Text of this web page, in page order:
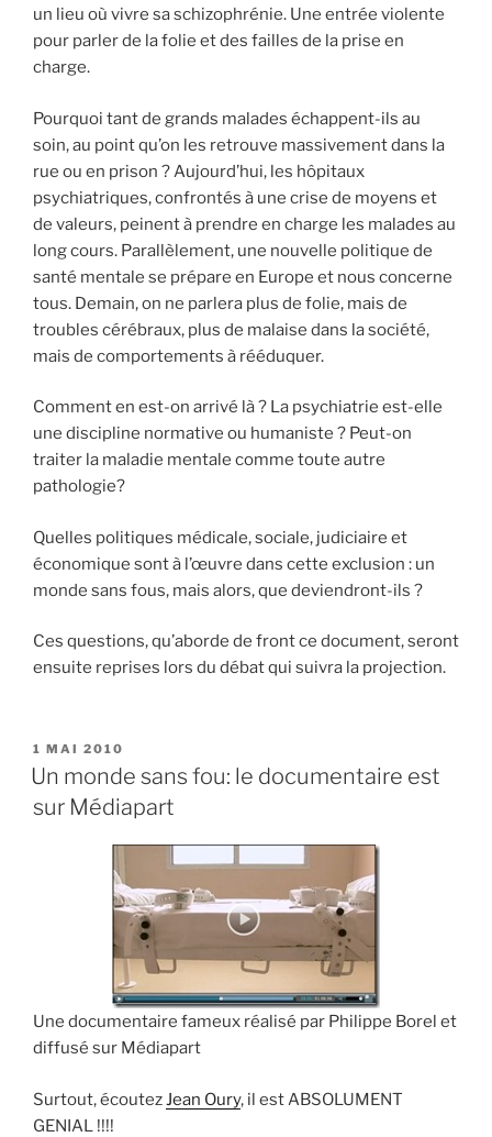
un lieu où vivre sa schizophrénie. Une entrée violente
pour parler de la folie et des failles de la prise en
charge.
Pourquoi tant de grands malades échappent-ils au
soin, au point qu’on les retrouve massivement dans la
rue ou en prison ? Aujourd’hui, les hôpitaux
psychiatriques, confrontés à une crise de moyens et
de valeurs, peinent à prendre en charge les malades au
long cours. Parallèlement, une nouvelle politique de
santé mentale se prépare en Europe et nous concerne
tous. Demain, on ne parlera plus de folie, mais de
troubles cérébraux, plus de malaise dans la société,
mais de comportements à rééduquer.
Comment en est-on arrivé là ? La psychiatrie est-elle
une discipline normative ou humaniste ? Peut-on
traiter la maladie mentale comme toute autre
pathologie?
Quelles politiques médicale, sociale, judiciaire et
économique sont à l’œuvre dans cette exclusion : un
monde sans fous, mais alors, que deviendront-ils ?
Ces questions, qu’aborde de front ce document, seront
ensuite reprises lors du débat qui suivra la projection.
PUBLIÉ
LE
1 MAI 2010
Un monde sans fou: le documentaire est
sur Médiapart
Une documentaire fameux réalisé par Philippe Borel et
diffusé sur Médiapart
Surtout, écoutezJean Oury, il est ABSOLUMENT
GENIAL !!!!